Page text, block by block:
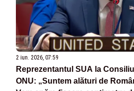
2 iun. 2026, 07:59
Reprezentantul SUA la
ONU: „Suntem alături de